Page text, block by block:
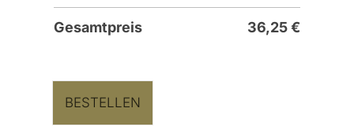
Gesamtpreis 36,25€
BESTELLEN